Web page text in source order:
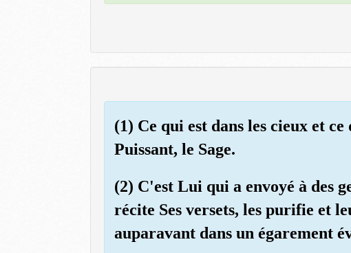
(1) Ce qui est dans les cieux et
Puissant, le Sage.
(2) C'est Lui qui a envoyé à des
récite Ses versets, les purifie et
auparavant dans un égarement